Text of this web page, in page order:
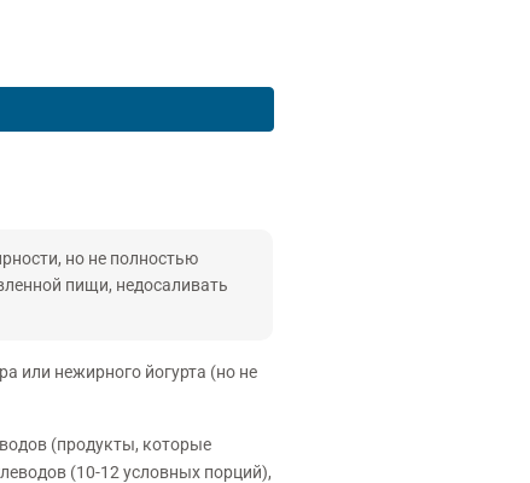
но не полностью
пищи, недосаливать
или нежирного йогурта (но не
(продукты, которые
(10-12 условных порций),